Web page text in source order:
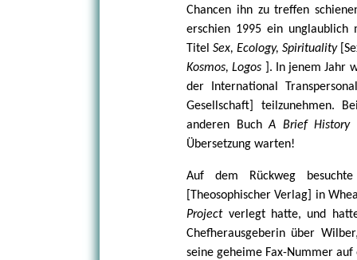
Chancen ihn zu treffen
erschien 1995 ein unglaublich
TitelSex, Ecology, Spirituality
Kosmos, Logos
]. In jenem Jahr
der International
Gesellschaft] teilzunehmen.
anderen BuchA Brief
Übersetzung warten!
Auf dem Rückweg
[Theosophischer Verlag] in
Project verlegt hatte, und
Chefherausgeberin über
seine geheime Fax-Nummer